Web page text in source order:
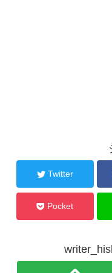
Twitter
Pocket